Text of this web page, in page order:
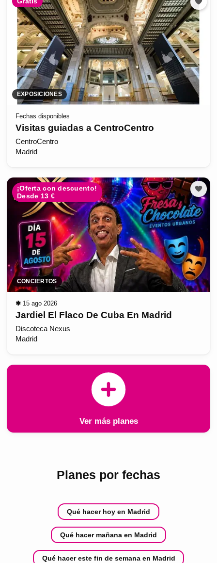
EXPOSICIONES
Fechas disponibles
Visitas guiadas a CentroCentro
CentroCentro
Madrid
¡Oferta con descuento!
Desde 13 €
CONCIERTOS
✱ 15 ago 2026
Jardiel El Flaco De Cuba En Madrid
Discoteca Nexus
Madrid
Ver más planes
Planes por fechas
Qué hacer hoy en Madrid
Qué hacer mañana en Madrid
Qué hacer este fin de semana en Madrid